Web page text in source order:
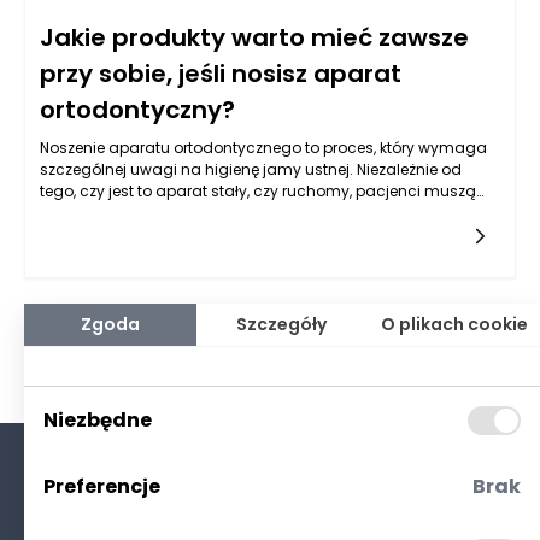
Jakie produkty warto mieć zawsze
przy sobie, jeśli nosisz aparat
ortodontyczny?
Noszenie aparatu ortodontycznego to proces, który wymaga
szczególnej uwagi na higienę jamy ustnej. Niezależnie od
tego, czy jest to aparat stały, czy ruchomy, pacjenci muszą
produkty warto mieć zawsze przy sobie, jeśli nosisz aparat
ortodontyczny, by zapewnić sobie maksymalny komfort i
zdrowie jamy ustnej?
Zgoda Szczegóły O plikach cookie
Niezbędne
Preferencje Brak